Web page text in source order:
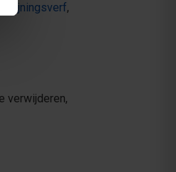
Belijningsverf,
verwijderen,